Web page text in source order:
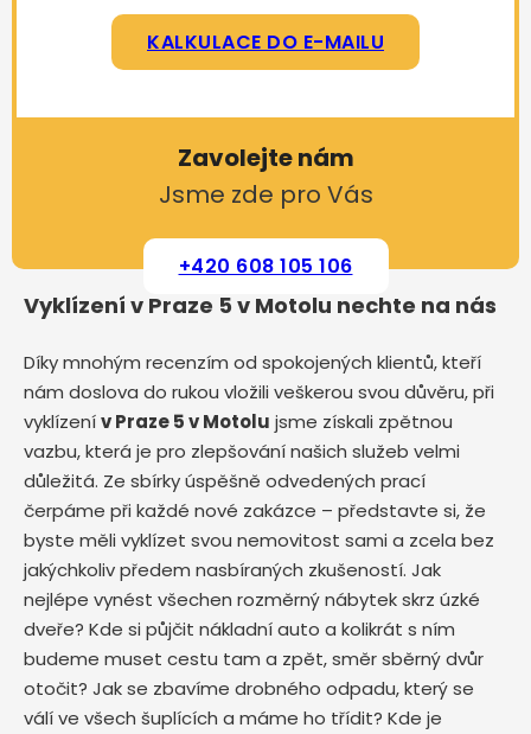
KALKULACE DO E-MAILU
Zavolejte nám
Jsme zde pro Vás
+420 608 105 106
Vyklízení v Praze 5 v Motolu nechte na nás
Díky mnohým recenzím od spokojených klientů, kteří
nám doslova do rukou vložili veškerou svou důvěru, při
vyklízenív Praze 5 v Motolu jsme získali zpětnou
vazbu, která je pro zlepšování našich služeb velmi
důležitá. Ze sbírky úspěšně odvedených prací
čerpáme při každé nové zakázce – představte si, že
byste měli vyklízet svou nemovitost sami a zcela bez
jakýchkoliv předem nasbíraných zkušeností. Jak
nejlépe vynést všechen rozměrný nábytek skrz úzké
dveře? Kde si půjčit nákladní auto a kolikrát s ním
budeme muset cestu tam a zpět, směr sběrný dvůr
otočit? Jak se zbavíme drobného odpadu, který se
válí ve všech šuplících a máme ho třídit? Kde je